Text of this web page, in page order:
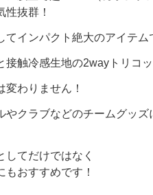
性抜群！
てインパクト絶大のアイテム
触冷感生地の2wayトリコ
わりません！
やクラブなどのチームグッズ
てだけではなく
おすすめです！